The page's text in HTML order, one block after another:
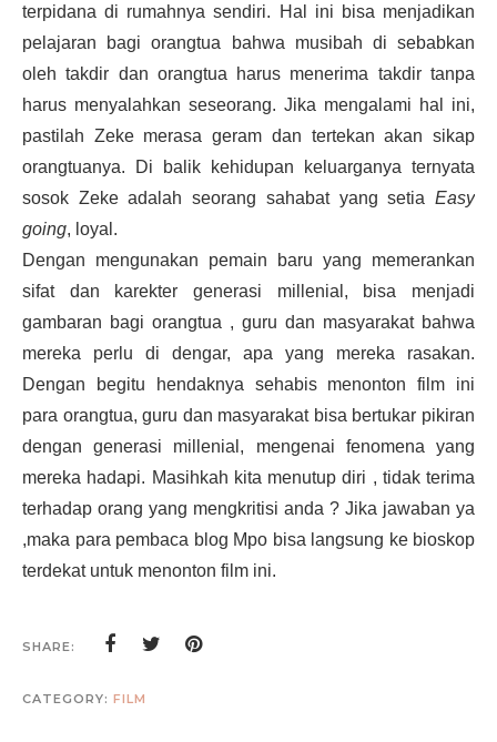
terpidana di rumahnya sendiri. Hal ini bisa menjadikan
pelajaran bagi orangtua bahwa musibah di sebabkan
oleh takdir dan orangtua harus menerima takdir tanpa
harus menyalahkan seseorang. Jika mengalami hal ini,
pastilah Zeke merasa geram dan tertekan akan sikap
orangtuanya. Di balik kehidupan keluarganya ternyata
sosok Zeke adalah seorang sahabat yang setia Easy
going, loyal.
Dengan mengunakan pemain baru yang memerankan
sifat dan karekter generasi millenial, bisa menjadi
gambaran bagi orangtua , guru dan masyarakat bahwa
mereka perlu di dengar, apa yang mereka rasakan.
Dengan begitu hendaknya sehabis menonton film ini
para orangtua, guru dan masyarakat bisa bertukar pikiran
dengan generasi millenial, mengenai fenomena yang
mereka hadapi. Masihkah kita menutup diri , tidak terima
terhadap orang yang mengkritisi anda ? Jika jawaban ya
,maka para pembaca blog Mpo bisa langsung ke bioskop
terdekat untuk menonton film ini.
SHARE:
CATEGORY: FILM